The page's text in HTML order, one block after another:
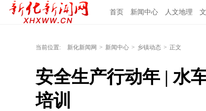
首页 新闻中心 人文地理
当前位置: 新化新闻网 > 新闻中心 > 乡镇动态 > 正文
安全生产行动年 | 水
培训